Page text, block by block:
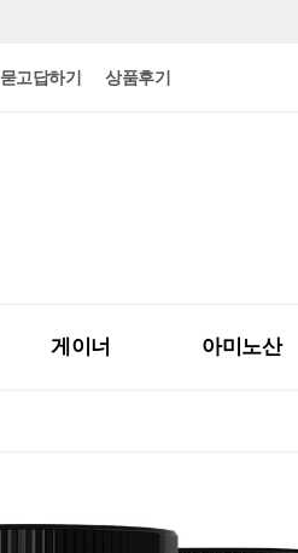
묻고답하기 상품후기
게이너 아미노산